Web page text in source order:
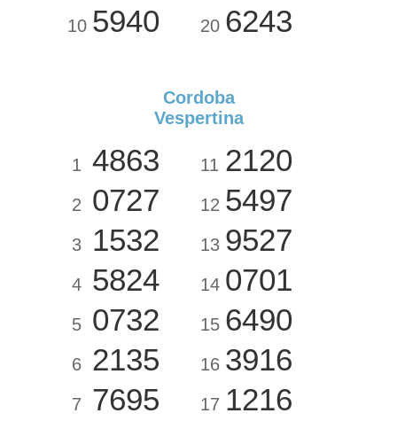
10 5940 20 6243
Cordoba
Vespertina
1 4863
2 0727
3 1532
4 5824
5 0732
6 2135
7 7695
11 2120
12 5497
13 9527
14 0701
15 6490
16 3916
17 1216